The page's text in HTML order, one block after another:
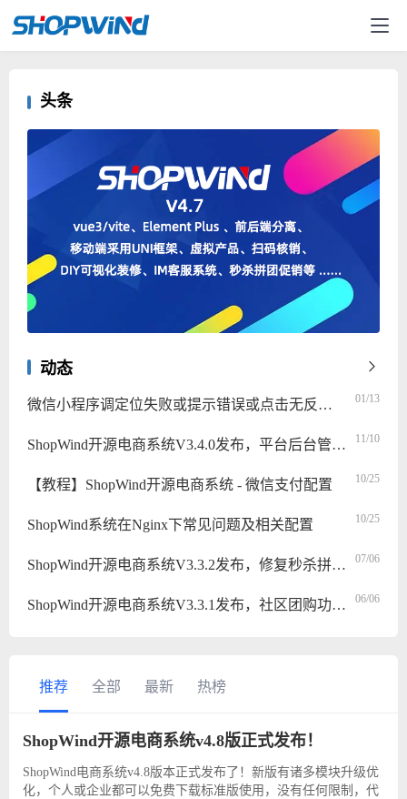
头条
动态
微信小程序调定位失败或提示错误或点击无反应解决办法 01/13
ShopWind开源电商系统V3.4.0发布，平台后台管理功能全面升级 11/10
【教程】ShopWind开源电商系统 - 微信支付配置 10/25
ShopWind系统在Nginx下常见问题及相关配置 10/25
ShopWind开源电商系统V3.3.2发布，修复秒杀拼团等！ 07/06
ShopWind开源电商系统V3.3.1发布，社区团购功能来袭！ 06/06
推荐 全部 最新 热榜
ShopWind开源电商系统v4.8版正式发布！
ShopWind电商系统v4.8版本正式发布了！新版有诸多模块升级优
化，个人或企业都可以免费下载标准版使用，没有任何限制，代